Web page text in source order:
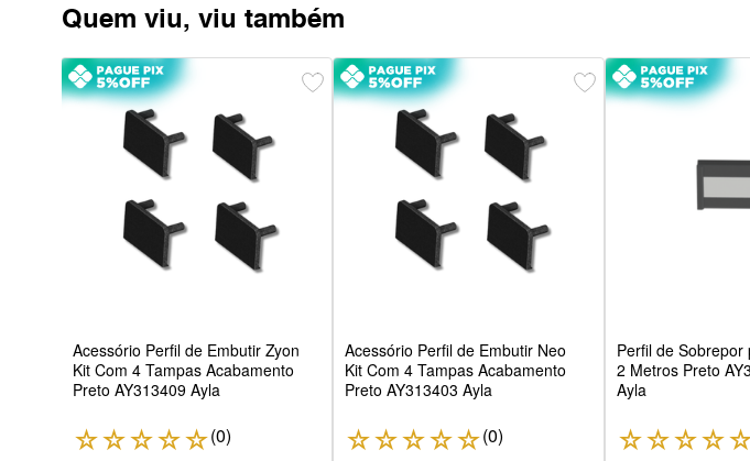
Quem viu, viu também
Acessório Perfil de Embutir Zyon
Kit Com 4 Tampas Acabamento
Preto AY313409 Ayla
☆☆☆☆☆(0)
Acessório Perfil de Embutir Neo
Kit Com 4 Tampas Acabamento
Preto AY313403 Ayla
☆☆☆☆☆(0)
Perfil de Sobrepor
2 Metros Preto
Ayla
☆☆☆☆